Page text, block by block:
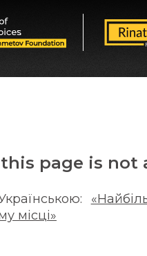
this page is not
місці»